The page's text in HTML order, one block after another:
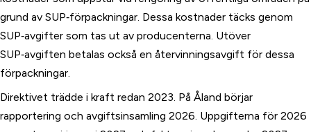
grund av SUP‑förpackningar. Dessa kostnader täcks genom
SUP‑avgifter som tas ut av producenterna. Utöver
SUP‑avgiften betalas också en återvinningsavgift för dessa
förpackningar.
Direktivet trädde i kraft redan 2023. På Åland börjar
rapportering och avgiftsinsamling 2026. Uppgifterna för 2026